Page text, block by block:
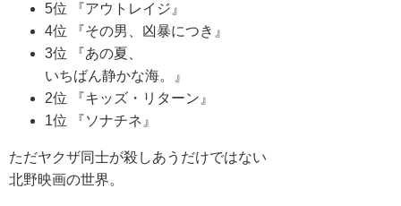
5位 『アウトレイジ』
4位 『その男、凶暴につき』
3位 『あの夏、
いちばん静かな海。』
2位 『キッズ・リターン』
1位 『ソナチネ』
ただヤクザ同士が殺しあうだけではない
北野映画の世界。